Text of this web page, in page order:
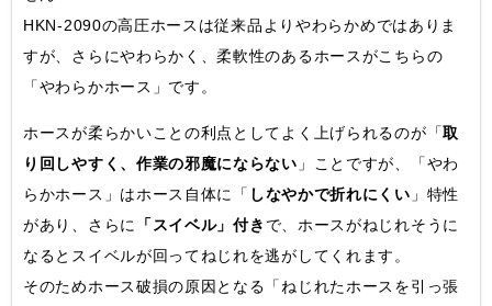
HKN-2090の高圧ホースは従来品よりやわらかめではありま
すが、さらにやわらかく、柔軟性のあるホースがこちらの
「やわらかホース」です。
ホースが柔らかいことの利点としてよく上げられるのが「取
り回しやすく、作業の邪魔にならない 」ことですが、「やわ
らかホース」はホース自体に「 しなやかで折れにくい 」特性
があり、さらに
「スイベル」付き で、ホースがねじれそうに
なるとスイベルが回ってねじれを逃がしてくれます。
そのためホース破損の原因となる「ねじれたホースを引っ張